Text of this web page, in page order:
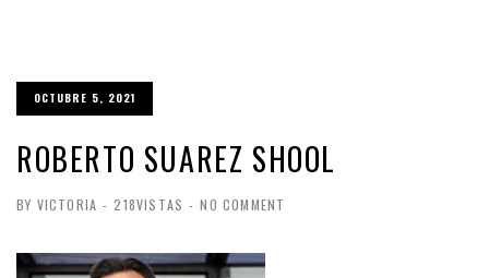
OCTUBRE 5, 2021
ROBERTO SUAREZ SHOOL
BY VICTORIA - 218VISTAS - NO COMMENT